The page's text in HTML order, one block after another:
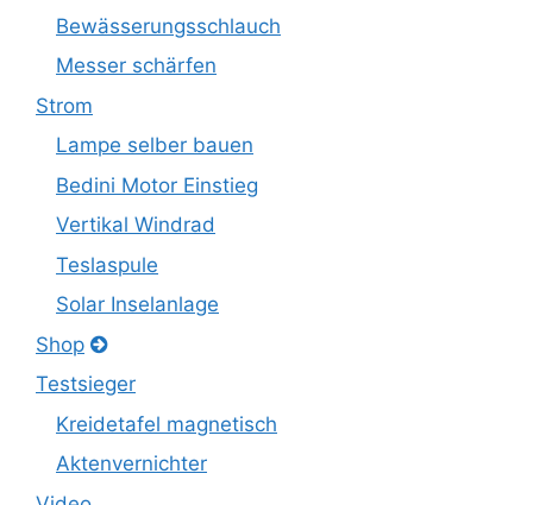
Bewässerungsschlauch
Messer schärfen
Strom
Lampe selber bauen
Bedini Motor Einstieg
Vertikal Windrad
Teslaspule
Solar Inselanlage
Shop
Testsieger
Kreidetafel magnetisch
Aktenvernichter